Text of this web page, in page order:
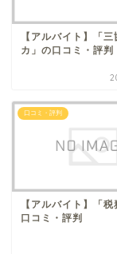
【アルバイト】「三
カ」の口コミ・評判
口コミ・評判
【アルバイト】「
口コミ・評判